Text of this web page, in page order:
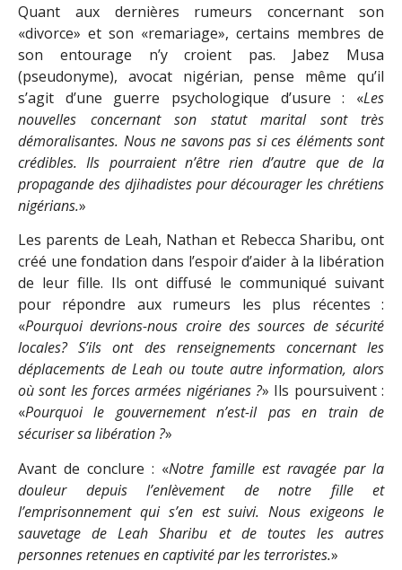
Quant aux dernières rumeurs concernant son
«divorce» et son «remariage», certains membres de
son entourage n’y croient pas. Jabez Musa
(pseudonyme), avocat nigérian, pense même qu’il
s’agit d’une guerre psychologique d’usure : «Les
nouvelles concernant son statut marital sont très
démoralisantes. Nous ne savons pas si ces éléments sont
crédibles. Ils pourraient n’être rien d’autre que de la
propagande des djihadistes pour décourager les chrétiens
nigérians.»
Les parents de Leah, Nathan et Rebecca Sharibu, ont
créé une fondation dans l’espoir d’aider à la libération
de leur fille. Ils ont diffusé le communiqué suivant
pour répondre aux rumeurs les plus récentes :
«Pourquoi devrions-nous croire des sources de sécurité
locales? S’ils ont des renseignements concernant les
déplacements de Leah ou toute autre information, alors
où sont les forces armées nigérianes ?» Ils poursuivent :
«Pourquoi le gouvernement n’est-il pas en train de
sécuriser sa libération ?»
Avant de conclure : «Notre famille est ravagée par la
douleur depuis l’enlèvement de notre fille et
l’emprisonnement qui s’en est suivi. Nous exigeons le
sauvetage de Leah Sharibu et de toutes les autres
personnes retenues en captivité par les terroristes.»